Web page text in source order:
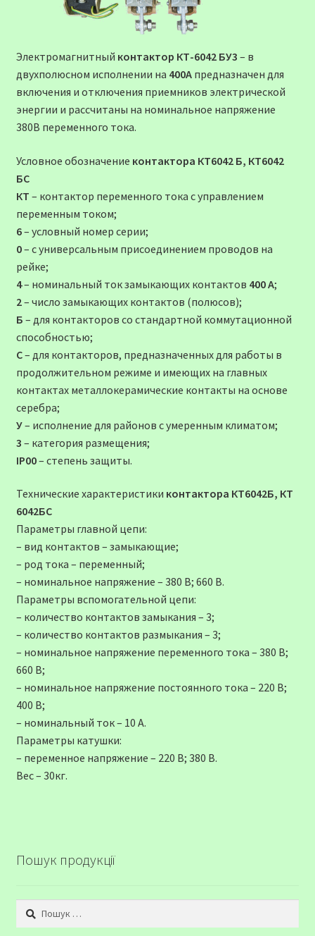
Электромагнитный контактор КТ-6042 БУ3 – в
двухполюсном исполнении на 400Апредназначен для
включения и отключения приемников электрической
энергии и рассчитаны на номинальное напряжение
380В переменного тока.
Условное обозначение контактора КТ6042 Б, КТ6042
БС
КТ – контактор переменного тока с управлением
переменным током;
6– условный номер серии;
0– с универсальным присоединением проводов на
рейке;
4– номинальный ток замыкающих контактов 400 А;
2– число замыкающих контактов (полюсов);
Б – для контакторов со стандартной коммутационной
способностью;
С– для контакторов, предназначенных для работы в
продолжительном режиме и имеющих на главных
контактах металлокерамические контакты на основе
серебра;
У– исполнение для районов с умеренным климатом;
3 – категория размещения;
IP00– степень защиты.
Технические характеристики контактора КТ6042Б, КТ
6042БС
Параметры главной цепи:
– вид контактов – замыкающие;
– род тока – переменный;
– номинальное напряжение – 380 В; 660 В.
Параметры вспомогательной цепи:
– количество контактов замыкания – 3;
– количество контактов размыкания – 3;
– номинальное напряжение переменного тока – 380 В;
660 В;
– номинальное напряжение постоянного тока – 220 В;
400 В;
– номинальный ток – 10 А.
Параметры катушки:
– переменное напряжение – 220 В; 380 В.
Вес – 30кг.
Пошук продукції
Пошук: